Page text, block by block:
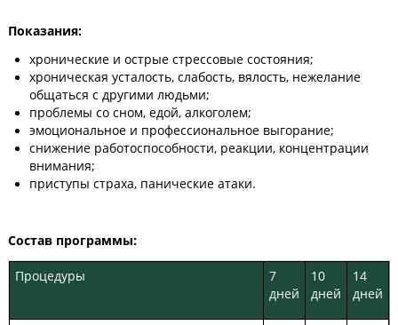
Показания:
хронические и острые стрессовые состояния;
хроническая усталость, слабость, вялость, нежелание
общаться с другими людьми;
проблемы со сном, едой, алкоголем;
эмоциональное и профессиональное выгорание;
снижение работоспособности, реакции, концентрации
внимания;
приступы страха, панические атаки.
Состав программы:
Процедуры
7
дней
10
дней
14
дней